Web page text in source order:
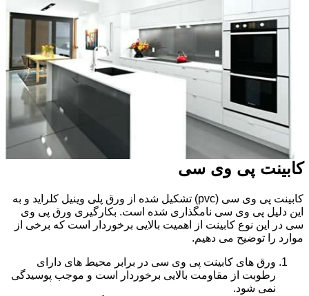
کابینت پی وی سی
کابینت پی وی سی (pvc) تشکیل شده از ورق پلی وینیل کلراید و به
این دلیل پی وی سی نامگذاری شده است. بکارگیری ورق پی وی
سی در این نوع کابینت از اهمیت بالایی برخوردار است که برخی از
موارد را توضیح می دهیم.
ورق های کابینت پی وی سی در برابر محیط های دارای
رطوبت از مقاومت بالایی برخوردار است و موجب پوسیدگی
نمی شود.